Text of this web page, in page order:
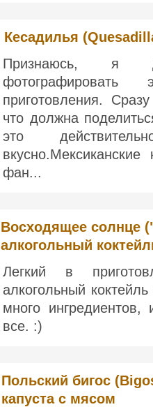
Кесадилья
Признаюсь, я
приготовления.
что должна
это
фан...
Восходящее солнце
алкогольный
Легкий в
алкогольный
много ингредиентов,
все. :)
Польский бигос
капуста с мясом